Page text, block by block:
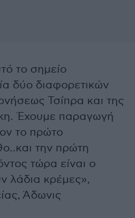
το σημείο
δύο διαφορετικών
Τσίπρα και της
Έχουμε παραγωγή
το πρώτο
την πρώτη
τώρα είναι ο
λάδια κρέμες»,
Άδωνις